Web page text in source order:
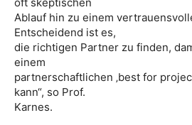
Ablauf hin zu einem
Entscheidend ist es,
die richtigen Partner zu finden,
einem
partnerschaftlichen ‚best for
kann“, so Prof.
Karnes.